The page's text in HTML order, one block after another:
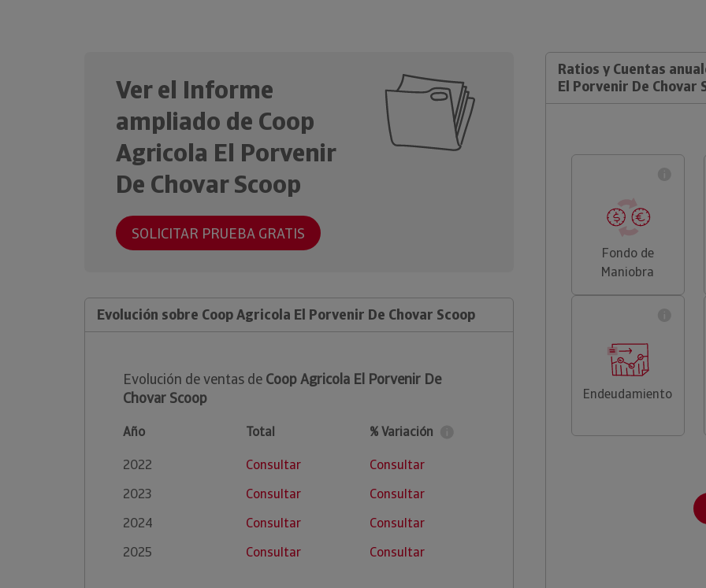
Ver el Informe
ampliado de Coop
Agricola El Porvenir
De Chovar Scoop
SOLICITAR PRUEBA GRATIS
Evolución sobre Coop Agricola El Porvenir De Chovar Scoop
Evolución de ventas de Coop Agricola El Porvenir De
Chovar Scoop
Año Total
% Variación
2022
Consultar
Consultar
2023
Consultar
Consultar
2024
Consultar
Consultar
2025
Consultar Consultar
Ratios y Cuentas
El Porvenir De Chovar
Fondo de
Maniobra
Endeudamiento